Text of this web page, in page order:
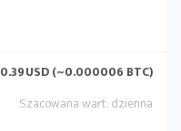
0.39USD (~0.000006 BTC)